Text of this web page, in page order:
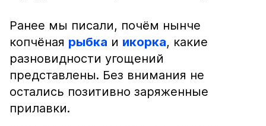
Ранее мы писали, почём нынче
копчёная рыбка и икорка, какие
разновидности угощений
представлены. Без внимания не
остались позитивно заряженные
прилавки.